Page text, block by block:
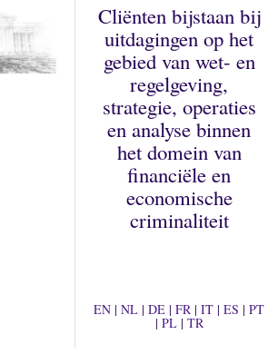
Cliënten bijstaan bij
uitdagingen op het
gebied van wet- en
regelgeving,
strategie, operaties
en analyse binnen
het domein van
financiële en
economische
criminaliteit
EN |NL |DE |FR |IT |ES |PT
| PL| TR